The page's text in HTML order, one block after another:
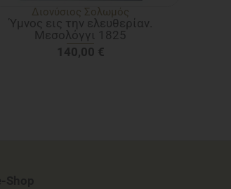
Διονύσιος Σολωμός
Ύμνος εις την ελευθερίαν.
Μεσολόγγι 1825
140,00 €